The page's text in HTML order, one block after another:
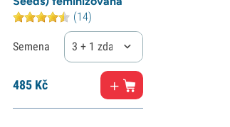
(14)
Semena 3 + 1 zdarma
485Kč